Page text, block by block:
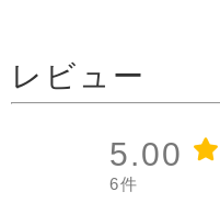
レビュー
5.00
6件